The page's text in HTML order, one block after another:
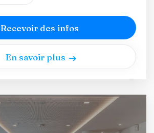
Recevoir des infos
En savoir plus